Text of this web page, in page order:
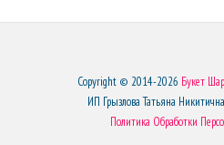
Copyright © 2014-2026 Букет
ИП Грызлова Татьяна
Политика Обработки